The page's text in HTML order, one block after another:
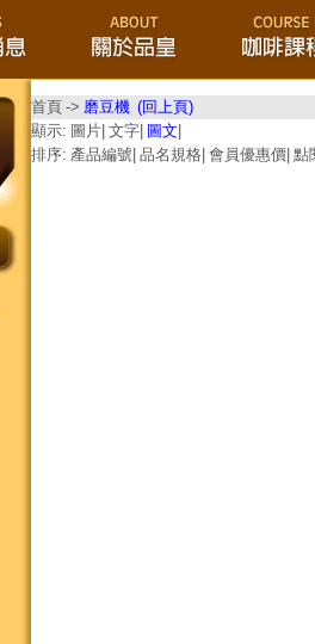
首頁 -> 磨豆機 (回上頁)
顯示: 圖片 文字 圖文
排序: 產品編號 品名規格 會員優惠價 點